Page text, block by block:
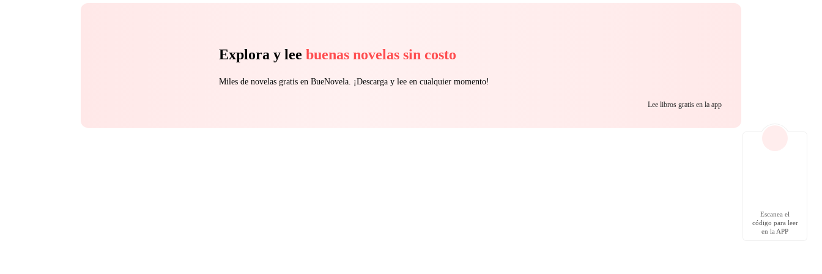
Explora y lee buenas novelas sin costo
Miles de novelas gratis en BueNovela. ¡Descarga y lee en cualquier momento!
Lee libros gratis en la app
Escanea el
código para leer
en la APP